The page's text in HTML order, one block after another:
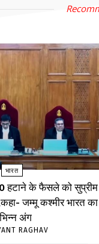
भारत
के फैसले को सुप्रीम
जम्मू कश्मीर भारत का
अंग
RAGHAV